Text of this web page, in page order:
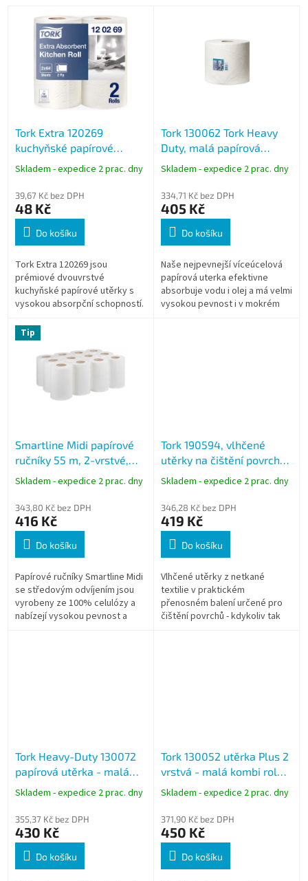
Tork Extra 120269
kuchyňské papírové
utěrky 2 role, 2-vrstvé,
extra savé, Premium
Skladem - expedice 2 prac. dny
39,67 Kč bez DPH
48 Kč
Do košíku
Tork Extra 120269 jsou
prémiové dvouvrstvé
kuchyňské papírové utěrky s
vysokou absorpční schopností.
oleje i zbytků jídel v
domácnostech,...
Tork 130062 Tork Heavy
Duty, malá papírová
utěrka 2 vrstvá bílá, návin
170m, 500 útržků, W1, W2
Skladem - expedice 2 prac. dny
334,71 Kč bez DPH
405 Kč
Do košíku
Naše nejpevnejší víceúcelová
papírová uterka efektivne
absorbuje vodu i olej a má velmi
vysokou pevnost i v mokrém
Tip
Smartline Midi papírové
ručníky 55 m, 2-vrstvé,
středové odvíjení, 12 rolí
Skladem - expedice 2 prac. dny
343,80 Kč bez DPH
416 Kč
Do košíku
Papírové ručníky Smartline Midi
se středovým odvíjením jsou
vyrobeny ze 100% celulózy a
nabízejí vysokou pevnost a
Tork 190594, vlhčené
utěrky na čištění povrchů,
58 útržků, W10, kbelík
Skladem - expedice 2 prac. dny
346,28 Kč bez DPH
419 Kč
Do košíku
Vlhčené utěrky z netkané
textilie v praktickém
přenosném balení určené pro
čištění povrchů - kdykoliv tak
Tork Heavy-Duty 130072
papírová utěrka - malá
kombi role modrá, návin
Skladem - expedice 2 prac. dny
355,37 Kč bez DPH
430 Kč
Do košíku
Tork 130052 utěrka Plus 2
vrstvá - malá kombi role
modrá, návin 255 m
Skladem - expedice 2 prac. dny
371,90 Kč bez DPH
450 Kč
Do košíku